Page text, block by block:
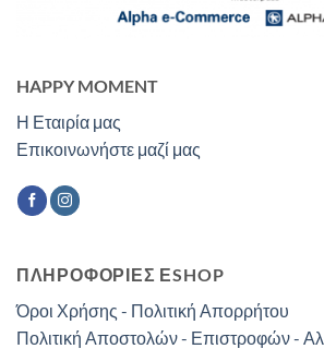
HAPPY MOMENT
Η Εταιρία μας
Επικοινωνήστε μαζί μας
ΠΛΗΡΟΦΟΡΙΕΣ ΕSHOP
Όροι Χρήσης - Πολιτική Απορρήτου
Πολιτική Αποστολών - Επιστροφών -